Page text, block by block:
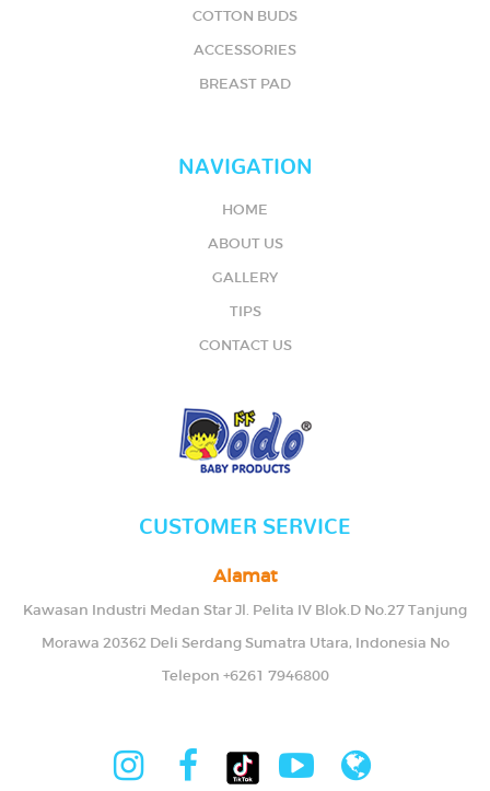
COTTON BUDS
ACCESSORIES
BREAST PAD
NAVIGATION
HOME
ABOUT US
GALLERY
TIPS
CONTACT US
CUSTOMER SERVICE
Alamat
Kawasan Industri Medan Star Jl. Pelita IV Blok.D No.27 Tanjung
Morawa 20362 Deli Serdang Sumatra Utara, Indonesia No
Telepon +6261 7946800